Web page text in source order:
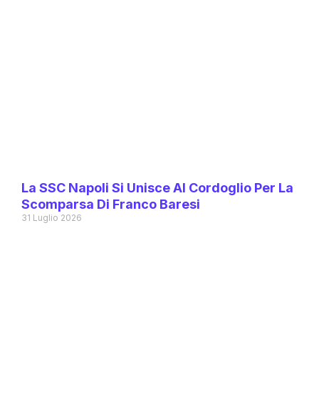
La SSC Napoli Si Unisce Al Cordoglio Per La
Scomparsa Di Franco Baresi
31 Luglio 2026